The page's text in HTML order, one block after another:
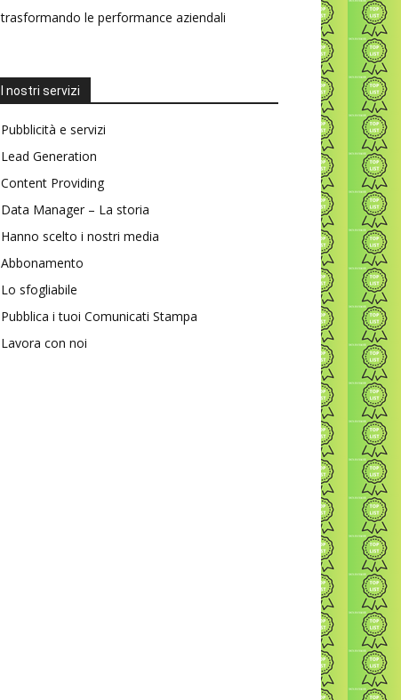
trasformando le performance aziendali
I nostri servizi
Pubblicità e servizi
Lead Generation
Content Providing
Data Manager – La storia
Hanno scelto i nostri media
Abbonamento
Lo sfogliabile
Pubblica i tuoi Comunicati Stampa
Lavora con noi